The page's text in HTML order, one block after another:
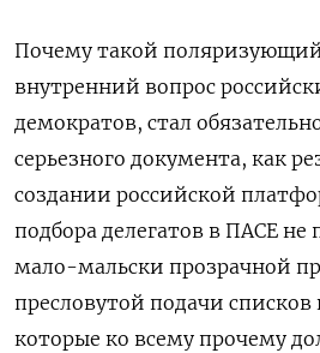
Почему такой
внутренний вопрос
демократов, стал
серьезного документа, как
создании российской
подбора делегатов в ПАСЕ
мало-мальски прозрачной
пресловутой подачи списков
которые ко всему прочему